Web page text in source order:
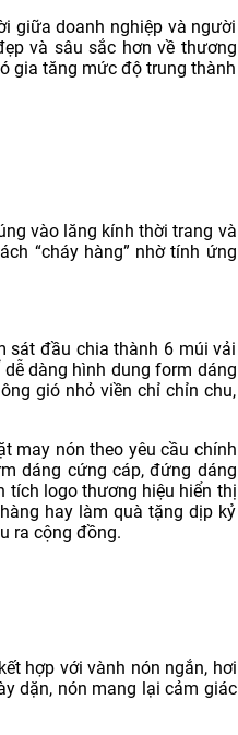
giữa doanh nghiệp và người
và sâu sắc hơn về thương
gia tăng mức độ trung thành
vào lăng kính thời trang và
“cháy hàng” nhờ tính ứng
sát đầu chia thành 6 múi vải
dàng hình dung form dáng
gió nhỏ viền chỉ chỉn chu,
may nón theo yêu cầu chính
dáng cứng cáp, đứng dáng
tích logo thương hiệu hiển thị
hay làm quà tặng dịp kỷ
ra cộng đồng.
hợp với vành nón ngắn, hơi
dặn, nón mang lại cảm giác